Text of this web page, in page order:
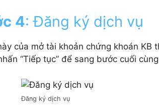
4: Đăng ký dịch vụ
của mở tài khoản chứng khoán
“Tiếp tục” để sang bước cuối
Đăng ký dịch vụ